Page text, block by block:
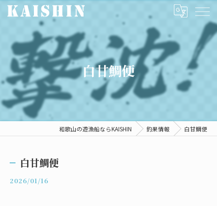
白甘鯛便
和歌山の遊漁船ならKAISHIN 釣果情報 白甘鯛便
白甘鯛便
2026/01/16